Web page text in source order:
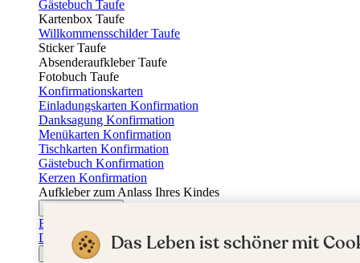
Gästebuch Taufe
Kartenbox Taufe
Willkommensschilder Taufe
Sticker Taufe
Absenderaufkleber Taufe
Fotobuch Taufe
Konfirmationskarten
Einladungskarten Konfirmation
Danksagung Konfirmation
Menükarten Konfirmation
Tischkarten Konfirmation
Gästebuch Konfirmation
Kerzen Konfirmation
Aufkleber zum Anlass Ihres Kindes
Einladungskarten Firmung
Dankeskarten Firmung
JugendweihekartenDas Leben ist schöner mit